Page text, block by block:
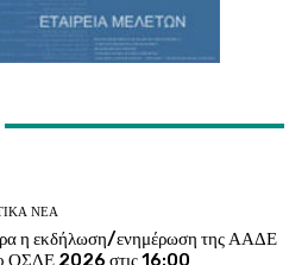
ΝΈΑ
η εκδήλωση/ενημέρωση της ΑΑΔΕ
ΟΣΔΕ 2026 στις 16:00